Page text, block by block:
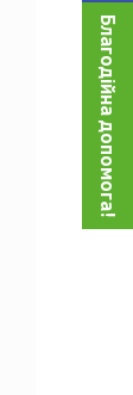
Благодійна допомога!